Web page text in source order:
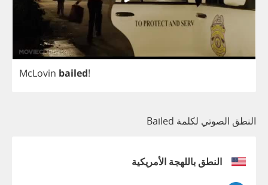
McLovin bailed!
النطق الصوتي لكلمة Bailed
النطق باللهجة الأمريكية